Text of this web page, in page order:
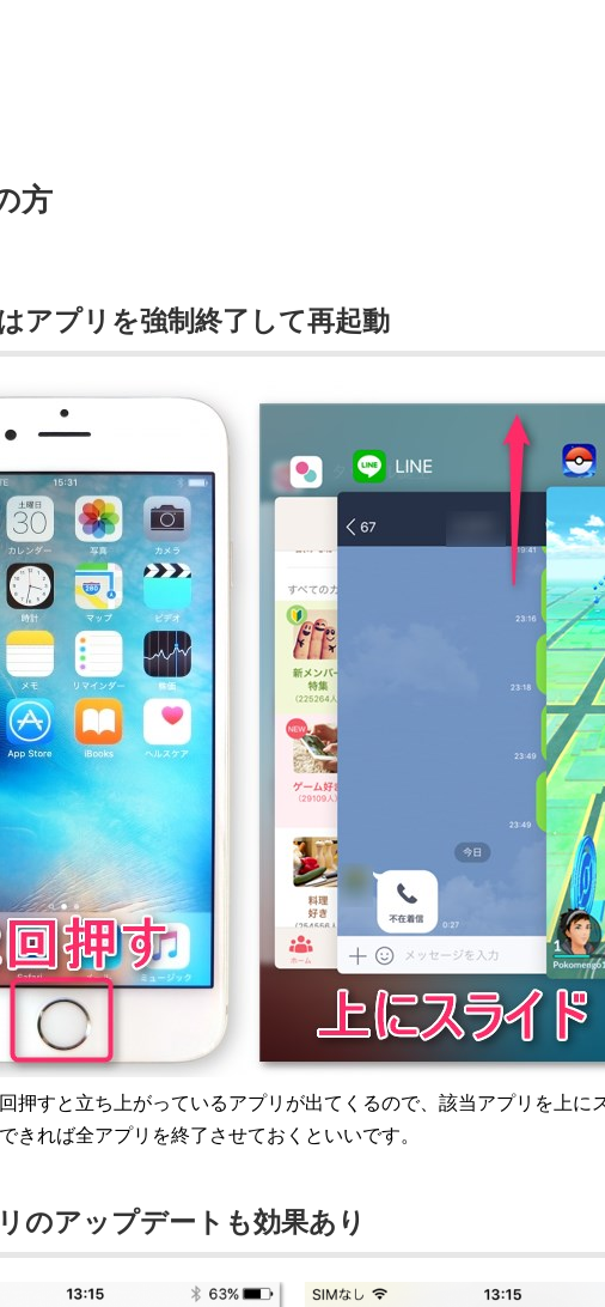
方
アプリを強制終了して再起動
押すと立ち上がっているアプリが出てくるので、該当アプリを上に
きれば全アプリを終了させておくといいです。
のアップデートも効果あり